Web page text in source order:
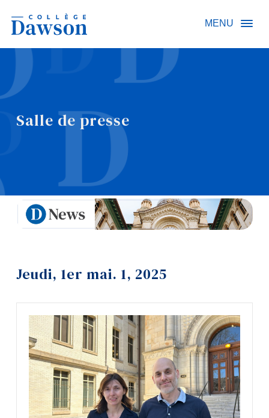
MENU
Salle de presse
Jeudi, 1er mai. 1, 2025
Recherche sur le site
Recherche de personnes
EN
Carrières
Liens rapides
Menu principal
Programmes
Formation continue
Admissions